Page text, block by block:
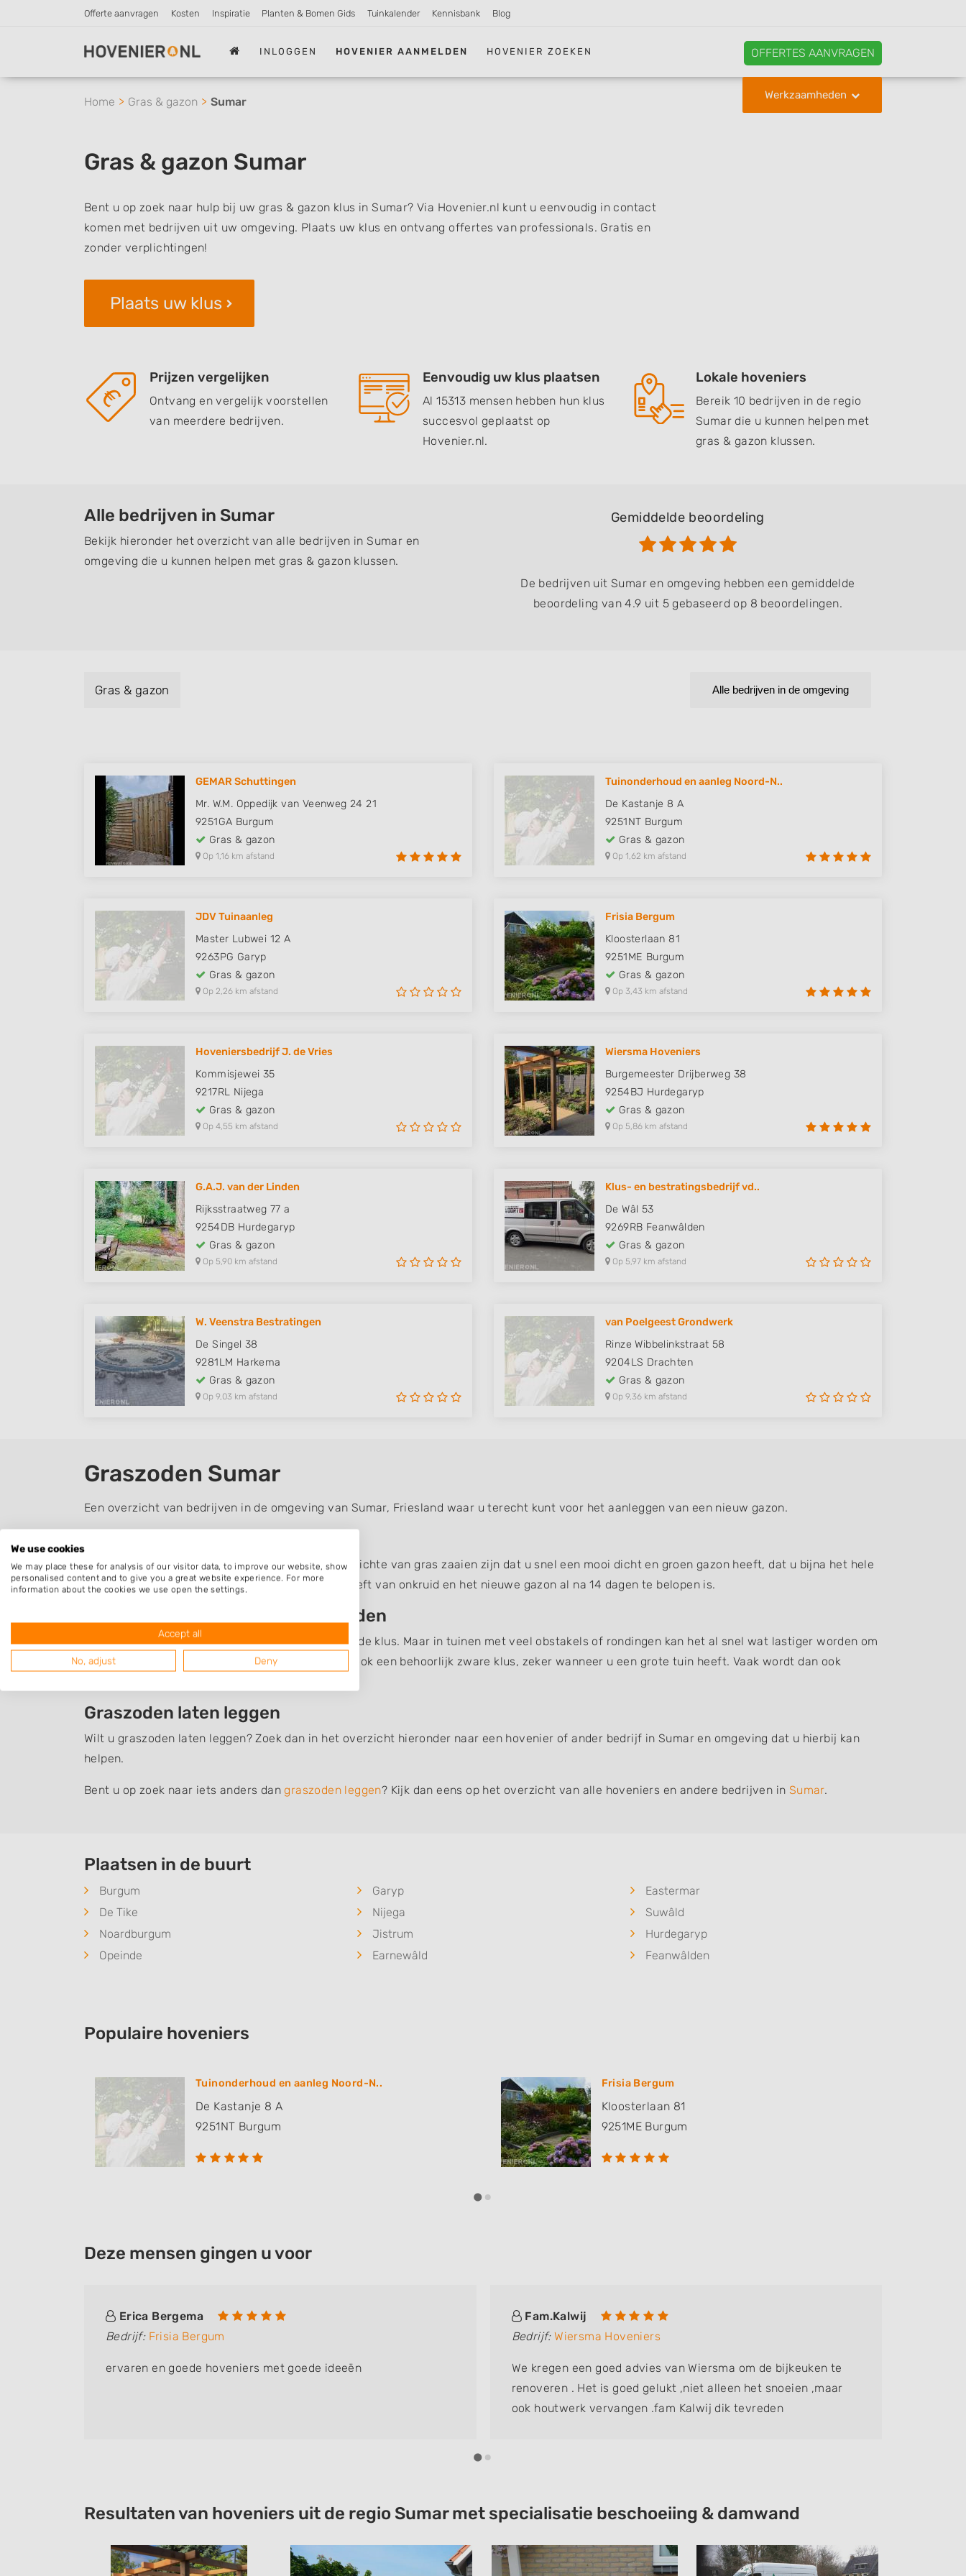
Offerte aanvragen Kosten Inspiratie Planten & Bomen Gids Tuinkalender Kennisbank Blog
INLOGGEN HOVENIER AANMELDEN HOVENIER ZOEKEN OFFERTES AANVRAGEN
Werkzaamheden
Home Gras & gazon Sumar
Gras & gazon Sumar
Bent u op zoek naar hulp bij uw gras & gazon klus in Sumar? Via Hovenier.nl kunt u eenvoudig in contact
komen met bedrijven uit uw omgeving. Plaats uw klus en ontvang offertes van professionals. Gratis en
zonder verplichtingen!
Plaats uw klus
Prijzen vergelijken
Ontvang en vergelijk voorstellen
van meerdere bedrijven.
Eenvoudig uw klus plaatsen
Al 15313 mensen hebben hun klus
succesvol geplaatst op
Hovenier.nl.
Lokale hoveniers
Bereik 10 bedrijven in de regio
Sumar die u kunnen helpen met
gras & gazon klussen.
Alle bedrijven in Sumar
Bekijk hieronder het overzicht van alle bedrijven in Sumar en
omgeving die u kunnen helpen met gras & gazon klussen.
Gemiddelde beoordeling
De bedrijven uit Sumar en omgeving hebben een gemiddelde
beoordeling van 4.9 uit 5 gebaseerd op 8 beoordelingen.
Gras & gazon Alle bedrijven in de omgeving
GEMAR Schuttingen
Mr. W.M. Oppedijk van Veenweg 24 21
9251GA Burgum
Gras & gazon
Op 1,16 km afstand
Tuinonderhoud en aanleg Noord-N..
De Kastanje 8 A
9251NT Burgum
Gras & gazon
Op 1,62 km afstand
JDV Tuinaanleg
Master Lubwei 12 A
9263PG Garyp
Gras & gazon
Op 2,26 km afstand
Frisia Bergum
Kloosterlaan 81
9251ME Burgum
Gras & gazon
Op 3,43 km afstand
Hoveniersbedrijf J. de Vries
Kommisjewei 35
9217RL Nijega
Gras & gazon
Op 4,55 km afstand
Wiersma Hoveniers
Burgemeester Drijberweg 38
9254BJ Hurdegaryp
Gras & gazon
Op 5,86 km afstand
G.A.J. van der Linden
Rijksstraatweg 77 a
9254DB Hurdegaryp
Gras & gazon
Op 5,90 km afstand
Klus- en bestratingsbedrijf vd..
De Wâl 53
9269RB Feanwâlden
Gras & gazon
Op 5,97 km afstand
W. Veenstra Bestratingen
De Singel 38
9281LM Harkema
Gras & gazon
Op 9,03 km afstand
van Poelgeest Grondwerk
Rinze Wibbelinkstraat 58
9204LS Drachten
Gras & gazon
Op 9,36 km afstand
Graszoden Sumar
Een overzicht van bedrijven in de omgeving van Sumar, Friesland waar u terecht kunt voor het aanleggen van een nieuw gazon.
De belangrijkste voordelen van graszoden ten opzichte van gras zaaien zijn dat u snel een mooi dicht en groen gazon heeft, dat u bijna het hele
jaar door graszoden kunt leggen, u minder last heeft van onkruid en het nieuwe gazon al na 14 dagen te belopen is.
Zelf gazon aanleggen of uitbesteden
Het leggen van graszoden is geen hele ingewikkelde klus. Maar in tuinen met veel obstakels of rondingen kan het al snel wat lastiger worden om
dit goed te doen. Bovendien is graszoden leggen ook een behoorlijk zware klus, zeker wanneer u een grote tuin heeft. Vaak wordt dan ook
Graszoden laten leggen
Wilt u graszoden laten leggen? Zoek dan in het overzicht hieronder naar een hovenier of ander bedrijf in Sumar en omgeving dat u hierbij kan
helpen.
Bent u op zoek naar iets anders dangraszoden leggen? Kijk dan eens op het overzicht van alle hoveniers en andere bedrijven in Sumar.
Plaatsen in de buurt
Burgum Garyp
Eastermar
De Tike
Nijega
Suwâld
Noardburgum
Jistrum
Hurdegaryp
Opeinde
Earnewâld Feanwâlden
Populaire hoveniers
Tuinonderhoud en aanleg Noord-N..
De Kastanje 8 A
9251NT Burgum
Frisia Bergum
Kloosterlaan 81
9251ME Burgum
Deze mensen gingen u voor
Erica Bergema
Bedrijf: Frisia Bergum
ervaren en goede hoveniers met goede ideeën
Fam.Kalwij
Bedrijf: Wiersma Hoveniers
We kregen een goed advies van Wiersma om de bijkeuken te
renoveren . Het is goed gelukt ,niet alleen het snoeien ,maar
ook houtwerk vervangen .fam Kalwij dik tevreden
Resultaten van hoveniers uit de regio Sumar met specialisatie beschoeiing & damwand
We use cookies
We may place these for analysis of our visitor data, to improve our website, show
personalised content and to give you a great website experience. For more
information about the cookies we use open the settings.
Accept all
No, adjust Deny